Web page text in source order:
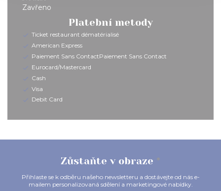
Zavřeno
Platební metody
Ticket restaurant dématérialisé
American Express
Paiement Sans ContactPaiement Sans Contact
Eurocard/Mastercard
Cash
Visa
Debit Card
Zůstaňte v obraze *
Přihlaste se k odběru našeho newsletteru a dostávejte od nás e-
mailem personalizovaná sdělení a marketingové nabídky.